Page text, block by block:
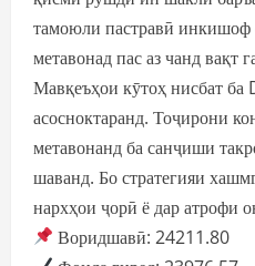
тамоюли пастравӣ инкишоф
метавонад пас аз чанд вақт
Мавқеъҳои кӯтоҳ нисбат ба
асосноктаранд. Тоҷирони
метавонанд ба санҷиши
шаванд. Бо стратегияи
нархҳои ҷорӣ ё дар атрофи
Воридшавӣ: 24211.80